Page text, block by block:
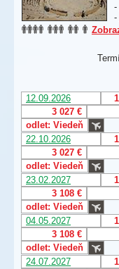
-
-
12.09.2026
3 027 €
odlet: Viedeň
22.10.2026
3 027 €
odlet: Viedeň
23.02.2027
3 108 €
odlet: Viedeň
04.05.2027
3 108 €
odlet: Viedeň
24.07.2027